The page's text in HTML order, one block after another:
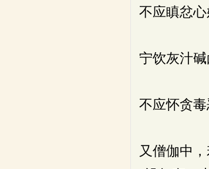
不应瞋忿心
宁饮灰汁碱
不应怀贪毒
又僧伽中